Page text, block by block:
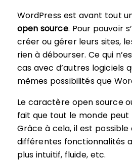
WordPress est avant tout
open source. Pour pouvoir
créer ou gérer leurs sites,
rien à débourser. Ce qui
cas avec d’autres logiciels
mêmes possibilités que
Le caractère open source
fait que tout le monde peut
Grâce à cela, il est possible
différentes fonctionnalités
plus intuitif, fluide, etc.